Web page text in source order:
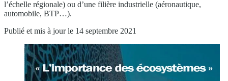
l’échelle régionale) ou d’une filière industrielle (aéronautique,
automobile, BTP…).
Publié et mis à jour le 14 septembre 2021